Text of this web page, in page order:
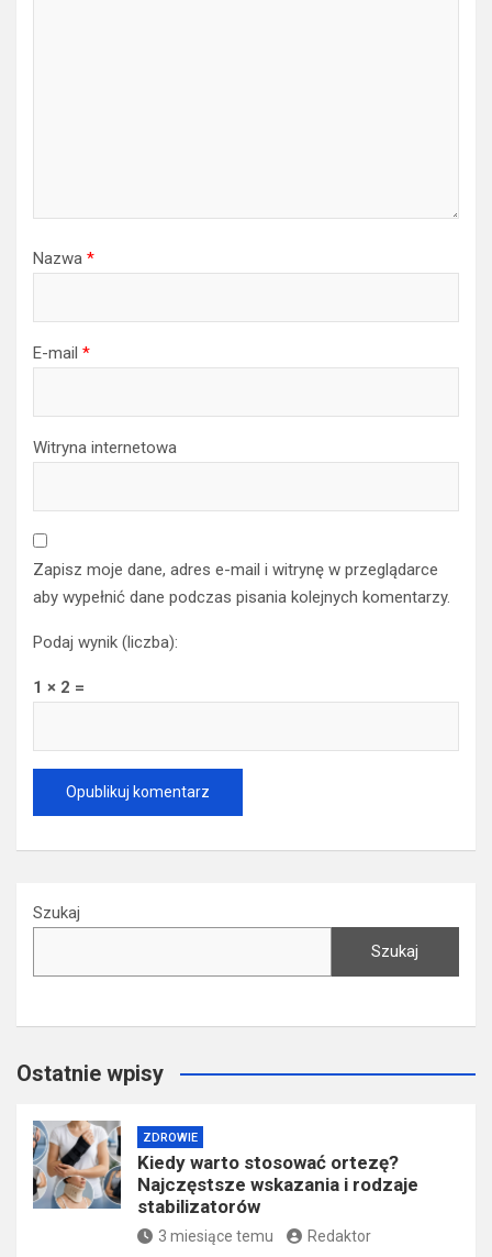
Nazwa *
E-mail *
Witryna internetowa
Zapisz moje dane, adres e-mail i witrynę w przeglądarce
aby wypełnić dane podczas pisania kolejnych komentarzy.
Podaj wynik (liczba):
1 × 2 =
Szukaj
Szukaj
Ostatnie wpisy
ZDROWIE
Kiedy warto stosować ortezę?
Najczęstsze wskazania i rodzaje
stabilizatorów
3 miesiące temu Redaktor